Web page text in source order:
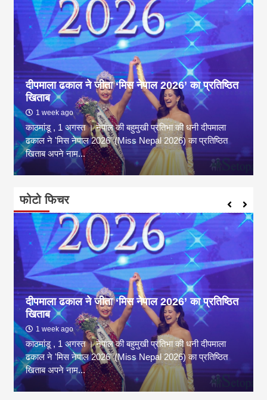
दीपमाला ढकाल ने जीता ‘मिस नेपाल 2026’ का प्रतिष्ठित
खिताब
1 week ago
काठमांडू , 1 अगस्त । नेपाल की बहुमुखी प्रतिभा की धनी दीपमाला
ढकाल ने 'मिस नेपाल 2026' (Miss Nepal 2026) का प्रतिष्ठित
खिताब अपने नाम...
फोटो फिचर
दीपमाला ढकाल ने जीता ‘मिस नेपाल 2026’ का प्रतिष्ठित
खिताब
1 week ago
काठमांडू , 1 अगस्त । नेपाल की बहुमुखी प्रतिभा की धनी दीपमाला
ढकाल ने 'मिस नेपाल 2026' (Miss Nepal 2026) का प्रतिष्ठित
खिताब अपने नाम...